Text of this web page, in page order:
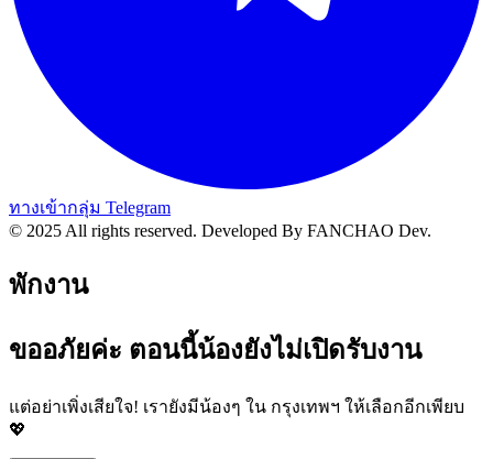
ทางเข้ากลุ่ม Telegram
© 2025 All rights reserved. Developed By FANCHAO Dev.
พักงาน
ขออภัยค่ะ ตอนนี้น้องยังไม่เปิดรับงาน
แต่อย่าเพิ่งเสียใจ! เรายังมีน้องๆ ใน กรุงเทพฯ ให้เลือกอีกเพียบ
💖